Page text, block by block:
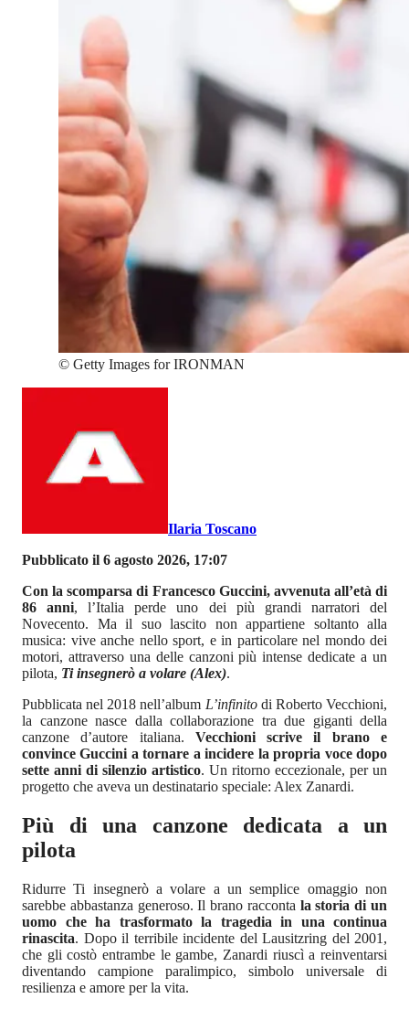
© Getty Images for IRONMAN
Ilaria Toscano
Pubblicato il 6 agosto 2026, 17:07
Con la scomparsa di Francesco Guccini, avvenuta all’età di
86 anni, l’Italia perde uno dei più grandi narratori del
Novecento. Ma il suo lascito non appartiene soltanto alla
musica: vive anche nello sport, e in particolare nel mondo dei
motori, attraverso una delle canzoni più intense dedicate a un
pilota, Ti insegnerò a volare (Alex).
Pubblicata nel 2018 nell’album L’infinitodi Roberto Vecchioni,
la canzone nasce dalla collaborazione tra due giganti della
canzone d’autore italiana. Vecchioni scrive il brano e
convince Guccini a tornare a incidere la propria voce dopo
sette anni di silenzio artistico. Un ritorno eccezionale, per un
progetto che aveva un destinatario speciale: Alex Zanardi.
Più di una canzone dedicata a un
pilota
Ridurre Ti insegnerò a volare a un semplice omaggio non
sarebbe abbastanza generoso. Il brano racconta la storia di un
uomo che ha trasformato la tragedia in una continua
rinascita. Dopo il terribile incidente del Lausitzring del 2001,
che gli costò entrambe le gambe, Zanardi riuscì a reinventarsi
diventando campione paralimpico, simbolo universale di
resilienza e amore per la vita.